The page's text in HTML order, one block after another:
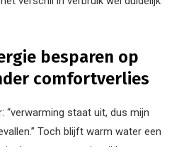
besparen op
comfortverlies
“verwarming staat uit, dus mijn
Toch blijft warm water een